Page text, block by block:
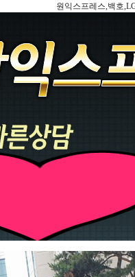
원익스프레스,백호